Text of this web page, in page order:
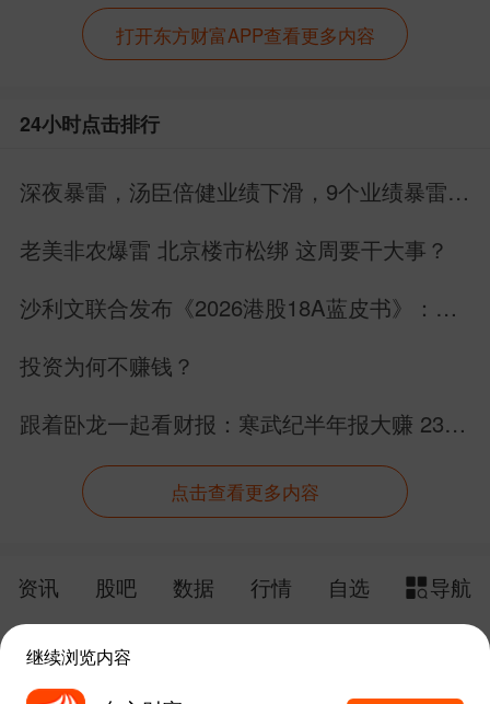
打开东方财富APP查看更多内容
24小时点击排行
深夜暴雷，汤臣倍健业绩下滑，9个业绩暴雷，
老美非农爆雷 北京楼市松绑 这周要干大事？
沙利文联合发布《2026港股18A蓝皮书》：生
投资为何不赚钱？
跟着卧龙一起看财报：寒武纪半年报大赚 23
点击查看更多内容
资讯 股吧 数据 行情 自选
导航
继续浏览内容